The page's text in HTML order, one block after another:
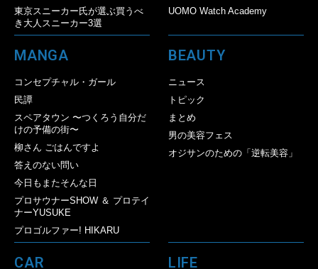
東京スニーカー氏が選ぶ買うべ
き大人スニーカー3選
UOMO Watch Academy
MANGA
コンセプチャル・ガール
民譚
スペアタウン 〜つくろう自分だ
けの予備の街〜
柳さん ごはんですよ
答えのない問い
今日もまたそんな日
プロサウナーSHOW ＆ プロテイ
ナーYUSUKE
プロゴルファー! HIKARU
BEAUTY
ニュース
トピック
まとめ
男の美容フェス
オジサンのための「逆転美容」
CAR LIFE